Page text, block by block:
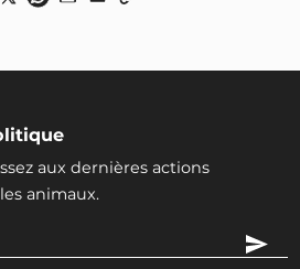
aux dernières actions
animaux.